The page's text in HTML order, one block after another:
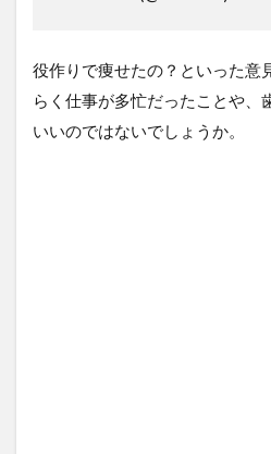
役作りで痩せたの？といった意
らく仕事が多忙だったことや、
いいのではないでしょうか。